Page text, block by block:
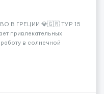
В ГРЕЦИИ 💎🇬🇷 ТУР 15
привлекательных
в солнечной
для тебя! 🔹